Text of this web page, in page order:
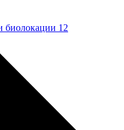
биолокации 12